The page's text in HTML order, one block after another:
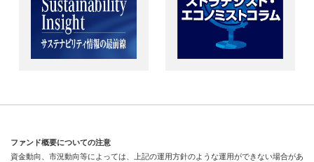
ファンド概要についての注意
資金動向、市況動向等によっては、上記の運用方針のような運用ができない場合があ